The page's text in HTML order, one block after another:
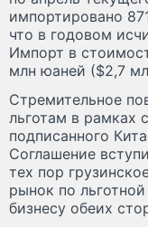
импортировано
что в годовом
Импорт в
млн юаней ($2,7
Стремительное
льготам в рамках
подписанного
Соглашение
тех пор
рынок по
бизнесу обеих